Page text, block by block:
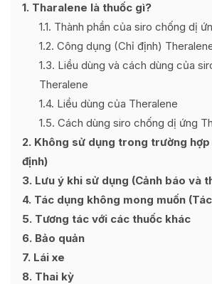
1 Tharalene là thuốc gì?
1.1 Thành phần của siro chống dị
1.2 Công dụng (Chỉ định)
1.3 Liều dùng và cách dùng của
Theralene
1.4 Liều dùng của Theralene
1.5 Cách dùng siro chống dị ứng
2 Không sử dụng trong trường hợp
định)
3 Lưu ý khi sử dụng (Cảnh báo và
4 Tác dụng không mong muốn
5 Tương tác với các thuốc khác
6 Bảo quản
7 Lái xe
8 Thai kỳ